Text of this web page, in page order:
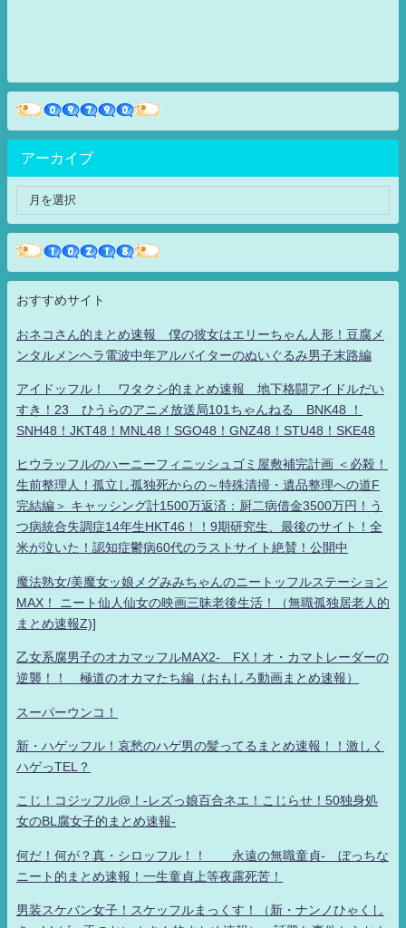
アーカイブ
おすすめサイト
おネコさん的まとめ速報 僕の彼女はエリーちゃん人形！豆腐メ
ンタルメンヘラ電波中年アルバイターのぬいぐるみ男子末路編
アイドッフル！ ワタクシ的まとめ速報 地下格闘アイドルだい
すき！23 ひうらのアニメ放送局101ちゃんねる BNK48 ！
SNH48！JKT48！MNL48！SGO48！GNZ48！STU48！SKE48
ヒウラッフルのハーニーフィニッシュゴミ屋敷補完計画 ＜必殺！
生前整理人！孤立し孤独死からの～特殊清掃・遺品整理への道F
完結編＞ キャッシング計1500万返済：厨二病借金3500万円！う
つ病統合失調症14年生HKT46！！9期研究生、最後のサイト！全
米が泣いた！認知症鬱病60代のラストサイト絶賛！公開中
魔法熟女/美魔女ッ娘メグみみちゃんのニートッフルステーション
MAX！ ニート仙人仙女の映画三昧老後生活！（無職孤独居老人的
まとめ速報Z)]
乙女系腐男子のオカマッフルMAX2- FX！オ・カマトレーダーの
逆襲！！ 極道のオカマたち編（おもしろ動画まとめ速報）
スーパーウンコ！
新・ハゲッフル！哀愁のハゲ男の髪ってるまとめ速報！！激しく
ハゲっTEL？
こじ！コジッフル@！-レズっ娘百合ネエ！こじらせ！50独身処
女のBL腐女子的まとめ速報-
何だ！何が？真・シロッフル！！ 永遠の無職童貞- ぼっちな
ニート的まとめ速報！一生童貞上等夜露死苦！
男装スケバン女子！スケッフルまっくす！（新・ナンノひゃくし